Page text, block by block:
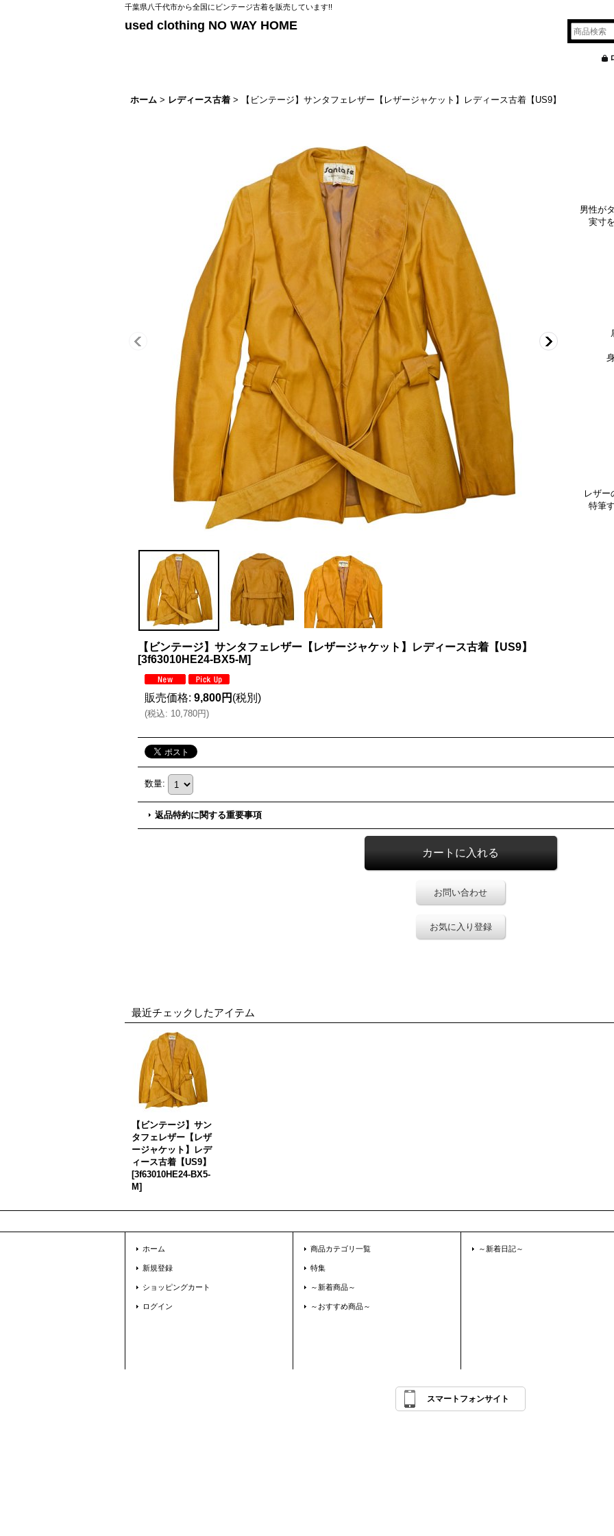
千葉県八千代市から全国にビンテージ古着を販売しています!!
used clothing NO WAY HOME
ホーム > レディース古着 > 【ビンテージ】サンタフェレザー【レザージャケット】レディース古着【US9】
男性が
実寸
肩幅
身
レザー
特筆
【ビンテージ】サンタフェレザー【レザージャケット】レディース古着【US9】
[3f63010HE24-BX5-M]
販売価格: 9,800円 (税別)
(税込: 10,780円)
数量:
返品特約に関する重要事項
お問い合わせ
お気に入り登録
最近チェックしたアイテム
【ビンテージ】サン
タフェレザー【レザ
ージャケット】レデ
ィース古着【US9】
[3f63010HE24-BX5-
M]
ホーム
新規登録
ショッピングカート
ログイン
商品カテゴリ一覧
特集
～新着商品～
～おすすめ商品～
～新着日記～
スマートフォンサイト